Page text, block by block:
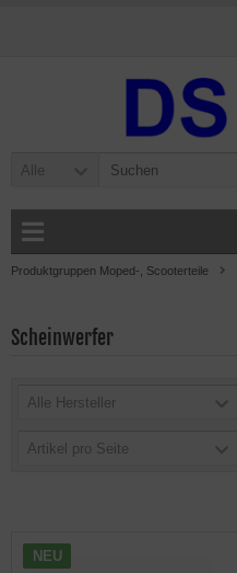
Alle
Produktgruppen Moped-, Scooterteile
Scheinwerfer
Alle Hersteller
Artikel pro Seite
NEU